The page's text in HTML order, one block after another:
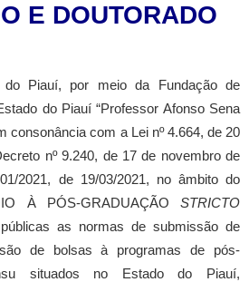
E DOUTORADO
Piauí, por meio da Fundação de
do Piauí “Professor Afonso Sena
consonância com a Lei nº 4.664, de 20
nº 9.240, de 17 de novembro de
2021, de 19/03/2021, no âmbito do
À PÓS-GRADUAÇÃO STRICTO
as normas de submissão de
de bolsas à programas de pós-
situados no Estado do Piauí,